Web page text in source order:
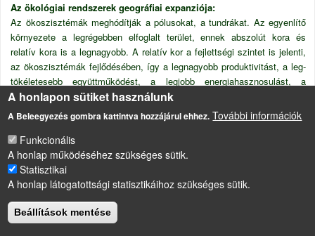
Az ökológiai rendszerek geográfiai expanziója:
Az ökoszisztémák meghódítják a pólusokat, a tundrákat. Az egyenlítő
környezete a legrégebben elfoglalt terület, ennek abszolút kora és
relatív kora is a legnagyobb. A relatív kor a fejlettségi szintet is jelenti,
az ökoszisztémák fejlődésében, így a legnagyobb produktivitást, a leg-
tökéletesebb együttműködést, a legjobb energiahasznosulást, a
legnagyobb entrópiát.
Az ökoszisztémákra vonatkozó törvényszerűségek, trendek
LÁBLÉC
Impresszum
Drupalalapú webhely
A honlapon sütiket használunk
A Beleegyezés gombra kattintva hozzájárul ehhez. További információk
Funkcionális
A honlap működéséhez szükséges sütik.
Statisztikai
A honlap látogatottsági statisztikáihoz szükséges sütik.
Beállítások mentése